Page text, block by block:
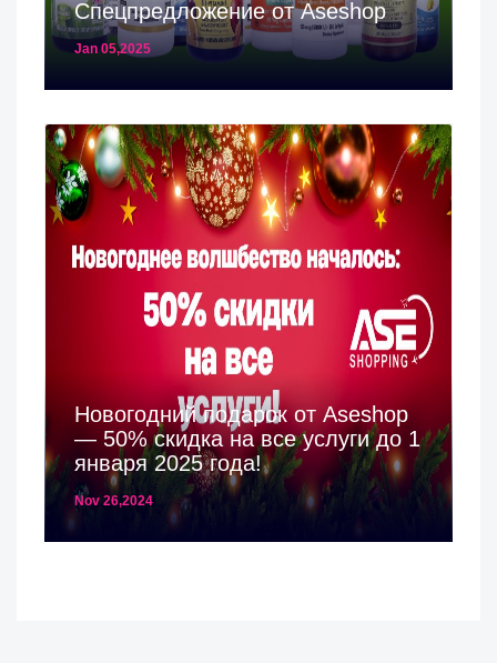
Спецпредложение от Aseshop
Jan 05,2025
Новогодний подарок от Aseshop
— 50% скидка на все услуги до 1
января 2025 года!
Nov 26,2024